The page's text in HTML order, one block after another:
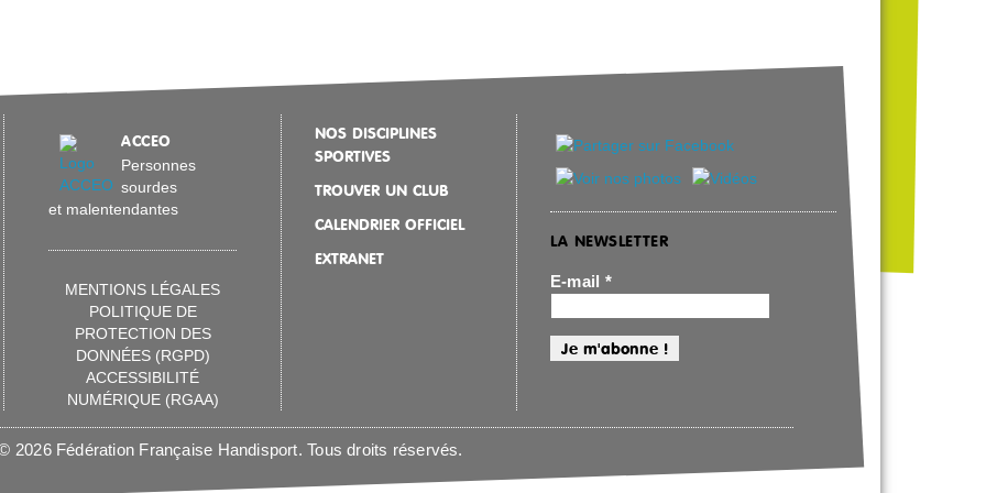
compétitions nationales en restant hors
aux meilleurs bowlers.
la piste en général. Elle s’étend jusqu’au contact de
de la piste est de 1,06 m et constituée de 39 lattes
les quilles en fond de piste.
pour débuter, puis des chaussures plus
centres (approche compétitive), on utilise des
de cassure du poignet.
à l’entrainement.
ACCEO
Personnes
sourdes
et malentendantes
MENTIONS LÉGALES
POLITIQUE DE
PROTECTION DES
DONNÉES (RGPD)
ACCESSIBILITÉ
NUMÉRIQUE (RGAA)
NOS DISCIPLINES
SPORTIVES
TROUVER UN CLUB
CALENDRIER OFFICIEL
EXTRANET
LA NEWSLETTER
E-mail *
2026 Fédération Française Handisport. Tous droits réservés.